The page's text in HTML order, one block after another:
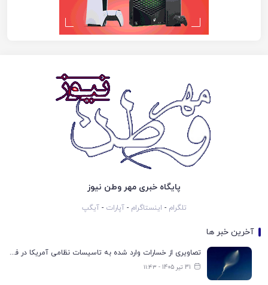
پایگاه خبری مهر وطن نیوز
تلگرام - اینستاگرام -آپارات -آیگپ
آخرین خبر ها
تصاویری از خسارات وارد شده به تاسیسات نظامی آمریکا در فرودگاه اربیل
31 تیر 1405 - ۱۱:۴۳